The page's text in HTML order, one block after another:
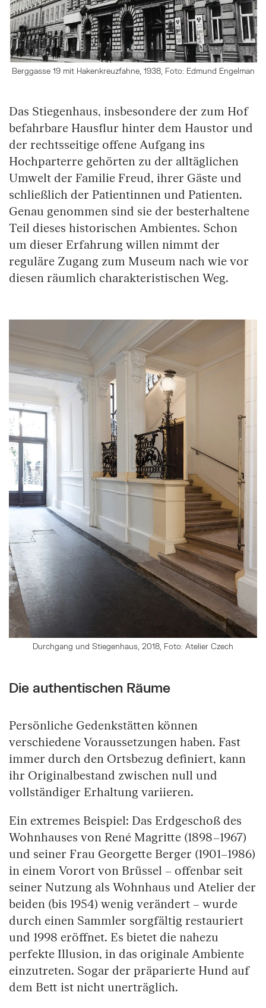
Berggasse 19 mit Hakenkreuzfahne, 1938, Foto: Edmund Engelman
Das Stiegenhaus, insbesondere der zum Hof
befahrbare Hausflur hinter dem Haustor und
der rechtsseitige offene Aufgang ins
Hochparterre gehörten zu der alltäglichen
Umwelt der Familie Freud, ihrer Gäste und
schließlich der Patientinnen und Patienten.
Genau genommen sind sie der besterhaltene
Teil dieses historischen Ambientes. Schon
um dieser Erfahrung willen nimmt der
reguläre Zugang zum Museum nach wie vor
diesen räumlich charakteristischen Weg.
Durchgang und Stiegenhaus, 2018, Foto: Atelier Czech
Die authentischen Räume
Persönliche Gedenkstätten können
verschiedene Voraussetzungen haben. Fast
immer durch den Ortsbezug definiert, kann
ihr Originalbestand zwischen null und
vollständiger Erhaltung variieren.
Ein extremes Beispiel: Das Erdgeschoß des
Wohnhauses von René Magritte (1898–1967)
und seiner Frau Georgette Berger (1901–1986)
in einem Vorort von Brüssel – offenbar seit
seiner Nutzung als Wohnhaus und Atelier der
beiden (bis 1954) wenig verändert – wurde
durch einen Sammler sorgfältig restauriert
und 1998 eröffnet. Es bietet die nahezu
perfekte Illusion, in das originale Ambiente
einzutreten. Sogar der präparierte Hund auf
dem Bett ist nicht unerträglich.